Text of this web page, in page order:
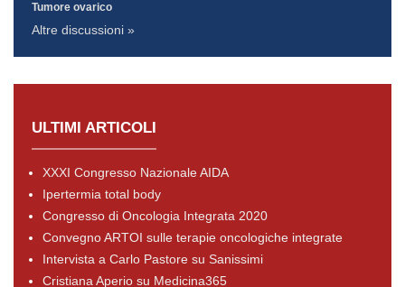
Tumore ovarico
Altre discussioni »
ULTIMI ARTICOLI
XXXI Congresso Nazionale AIDA
Ipertermia total body
Congresso di Oncologia Integrata 2020
Convegno ARTOI sulle terapie oncologiche integrate
Intervista a Carlo Pastore su Sanissimi
Cristiana Aperio su Medicina365